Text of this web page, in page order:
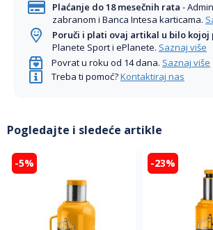
Plaćanje do 18 mesečnih rata -
zabranom i Banca Intesa karticama.
Poruči i plati ovaj artikal u bilo kojoj
Planete Sport i ePlanete. Saznaj više
Povrat u roku od 14 dana. Saznaj više
Treba ti pomoć?Kontaktiraj nas
Pogledajte i sledeće artikle
-5% -23%